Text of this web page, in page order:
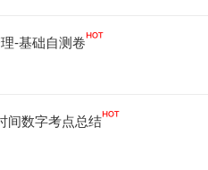
-基础自测卷
间数字考点总结